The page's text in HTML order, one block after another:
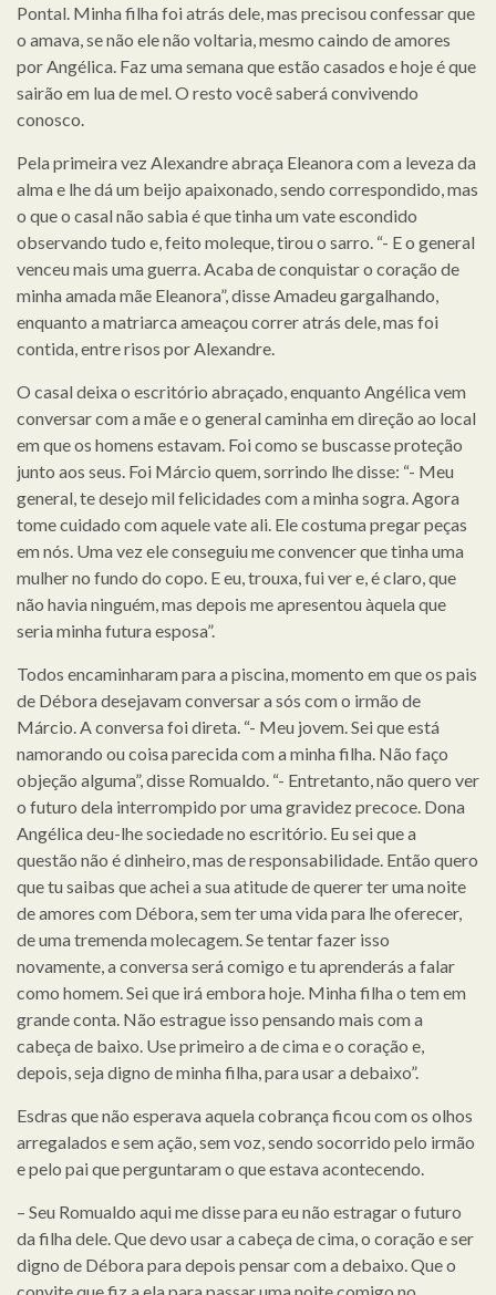
Pontal. Minha filha foi atrás dele, mas precisou confessar que
o amava, se não ele não voltaria, mesmo caindo de amores
por Angélica. Faz uma semana que estão casados e hoje é que
sairão em lua de mel. O resto você saberá convivendo
conosco.
Pela primeira vez Alexandre abraça Eleanora com a leveza da
alma e lhe dá um beijo apaixonado, sendo correspondido, mas
o que o casal não sabia é que tinha um vate escondido
observando tudo e, feito moleque, tirou o sarro. “- E o general
venceu mais uma guerra. Acaba de conquistar o coração de
minha amada mãe Eleanora”, disse Amadeu gargalhando,
enquanto a matriarca ameaçou correr atrás dele, mas foi
contida, entre risos por Alexandre.
O casal deixa o escritório abraçado, enquanto Angélica vem
conversar com a mãe e o general caminha em direção ao local
em que os homens estavam. Foi como se buscasse proteção
junto aos seus. Foi Márcio quem, sorrindo lhe disse: “- Meu
general, te desejo mil felicidades com a minha sogra. Agora
tome cuidado com aquele vate ali. Ele costuma pregar peças
em nós. Uma vez ele conseguiu me convencer que tinha uma
mulher no fundo do copo. E eu, trouxa, fui ver e, é claro, que
não havia ninguém, mas depois me apresentou àquela que
seria minha futura esposa”.
Todos encaminharam para a piscina, momento em que os pais
de Débora desejavam conversar a sós com o irmão de
Márcio. A conversa foi direta. “- Meu jovem. Sei que está
namorando ou coisa parecida com a minha filha. Não faço
objeção alguma”, disse Romualdo. “- Entretanto, não quero ver
o futuro dela interrompido por uma gravidez precoce. Dona
Angélica deu-lhe sociedade no escritório. Eu sei que a
questão não é dinheiro, mas de responsabilidade. Então quero
que tu saibas que achei a sua atitude de querer ter uma noite
de amores com Débora, sem ter uma vida para lhe oferecer,
de uma tremenda molecagem. Se tentar fazer isso
novamente, a conversa será comigo e tu aprenderás a falar
como homem. Sei que irá embora hoje. Minha filha o tem em
grande conta. Não estrague isso pensando mais com a
cabeça de baixo. Use primeiro a de cima e o coração e,
depois, seja digno de minha filha, para usar a debaixo”.
Esdras que não esperava aquela cobrança ficou com os olhos
arregalados e sem ação, sem voz, sendo socorrido pelo irmão
e pelo pai que perguntaram o que estava acontecendo.
– Seu Romualdo aqui me disse para eu não estragar o futuro
da filha dele. Que devo usar a cabeça de cima, o coração e ser
digno de Débora para depois pensar com a debaixo. Que o
convite que fiz a ela para passar uma noite comigo no